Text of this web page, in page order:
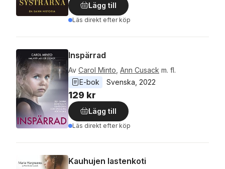
Lägg till
Läs direkt efter köp
Inspärrad
Av Carol Minto Ann Cusack m. fl.
E-bok
Svenska 2022
129 kr
Lägg till
Läs direkt efter köp
Kauhujen lastenkoti